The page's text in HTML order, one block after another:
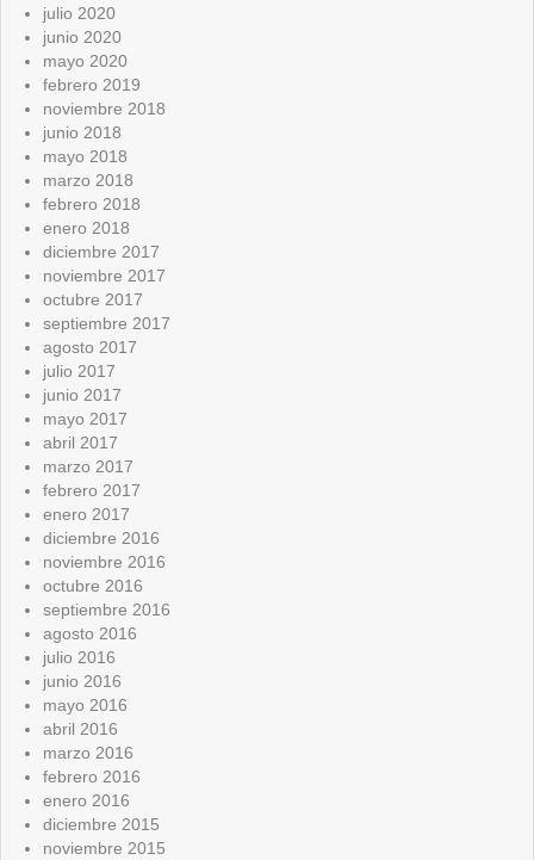
julio 2020
junio 2020
mayo 2020
febrero 2019
noviembre 2018
junio 2018
mayo 2018
marzo 2018
febrero 2018
enero 2018
diciembre 2017
noviembre 2017
octubre 2017
septiembre 2017
agosto 2017
julio 2017
junio 2017
mayo 2017
abril 2017
marzo 2017
febrero 2017
enero 2017
diciembre 2016
noviembre 2016
octubre 2016
septiembre 2016
agosto 2016
julio 2016
junio 2016
mayo 2016
abril 2016
marzo 2016
febrero 2016
enero 2016
diciembre 2015
noviembre 2015